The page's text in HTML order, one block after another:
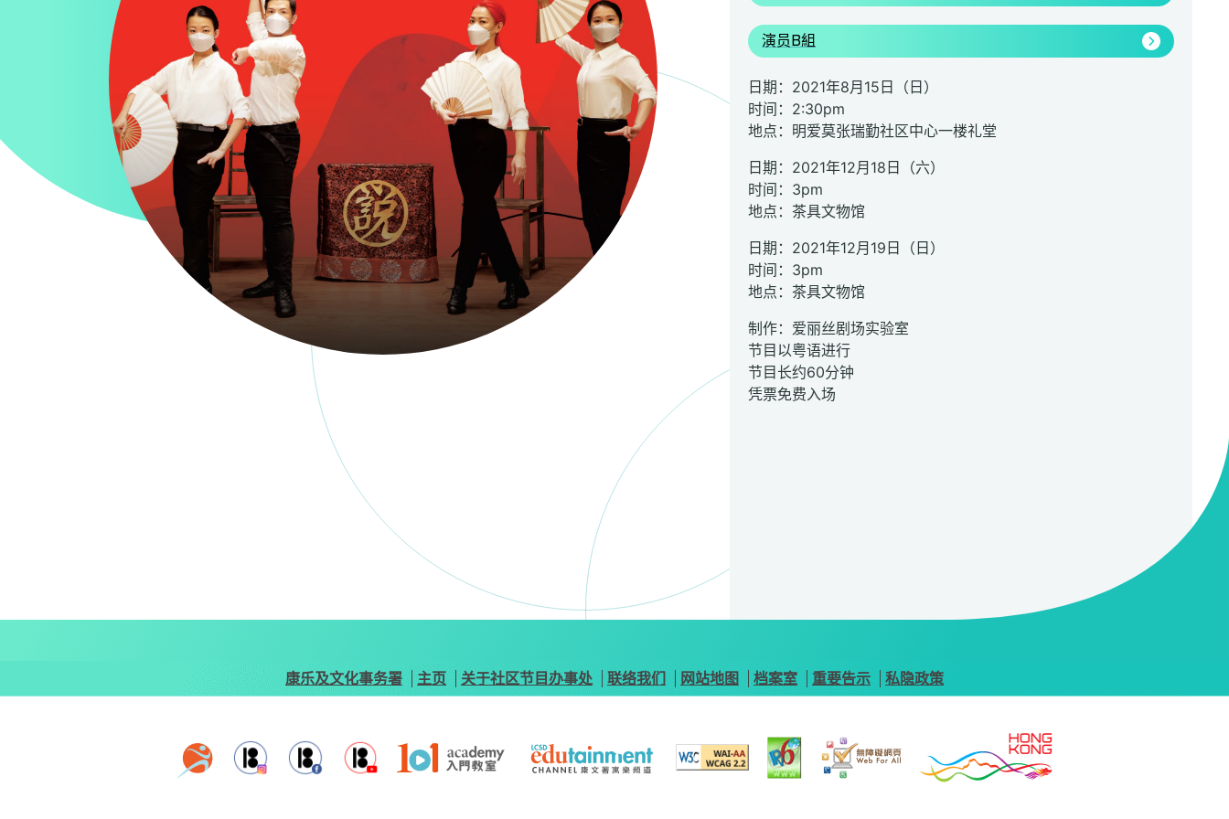
演员B組
日期：2021年8月15日（日）
时间：2:30pm
地点：明爱莫张瑞勤社区中心一楼礼堂
日期：2021年12月18日（六）
时间：3pm
地点：茶具文物馆
日期：2021年12月19日（日）
时间：3pm
地点：茶具文物馆
制作：爱丽丝剧场实验室
节目以粤语进行
节目长约60分钟
凭票免费入场
康乐及文化事务署 主页 关于社区节目办事处 联络我们 网站地图 档案室 重要告示 私隐政策